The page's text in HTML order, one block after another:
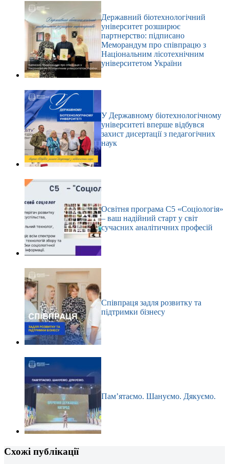
Державний біотехнологічний
університет розширює
партнерство: підписано
Меморандум про співпрацю з
Національним лісотехнічним
університетом України
У Державному біотехнологічному
університеті вперше відбувся
захист дисертації з педагогічних
наук
Освітня програма С5 «Соціологія»
– ваш надійний старт у світ
сучасних аналітичних професій
Співпраця задля розвитку та
підтримки бізнесу
Пам’ятаємо. Шануємо. Дякуємо.
Схожі публікації